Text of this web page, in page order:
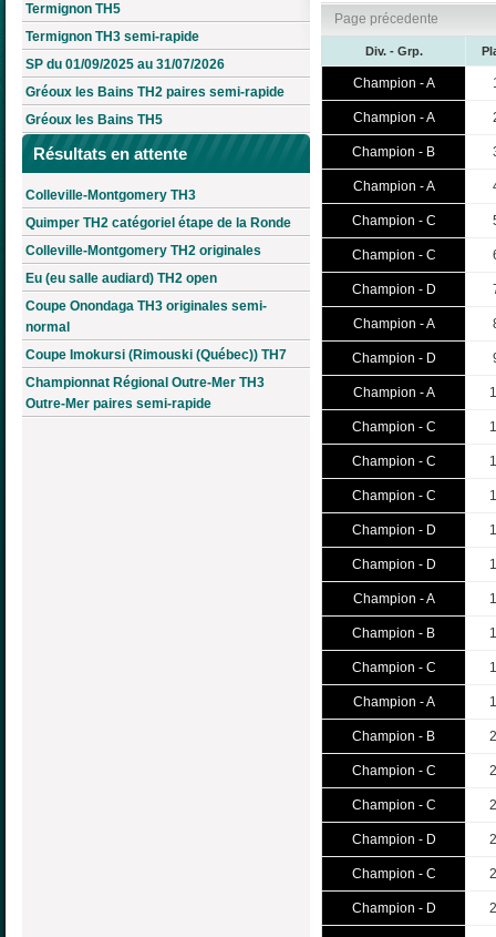
Termignon TH5
Termignon TH3 semi-rapide
SP du 01/09/2025 au 31/07/2026
Gréoux les Bains TH2 paires semi-rapide
Gréoux les Bains TH5
Résultats en attente
Colleville-Montgomery TH3
Quimper TH2 catégoriel étape de la Ronde
Colleville-Montgomery TH2 originales
Eu (eu salle audiard) TH2 open
Coupe Onondaga TH3 originales semi-
normal
Coupe Imokursi (Rimouski (Québec)) TH7
Championnat Régional Outre-Mer TH3
Outre-Mer paires semi-rapide
Page précedente
Div. - Grp.
Champion - A
Champion - A
Champion - B
Champion - A
Champion - C
Champion - C
Champion - D
Champion - A
Champion - D
Champion - A
Champion - C
Champion - C
Champion - C
Champion - D
Champion - D
Champion - A
Champion - B
Champion - C
Champion - A
Champion - B
Champion - C
Champion - C
Champion - D
Champion - C
Champion - D